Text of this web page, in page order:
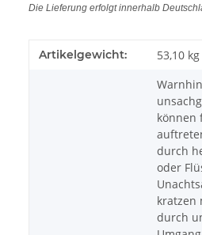
Die Lieferung erfolgt innerhalb
Artikelgewicht: 53,10 kg
können
durch
oder
kratzen
durch